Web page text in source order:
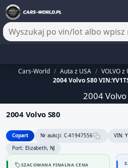
Cars-World / Auta z USA / VOLVO z
2004 Volvo S80
2004 Volvo
2004 Volvo S80
Copart Nr aukcji: C-41947556
VIN:
Port: Elizabeth, NJ
SZACOWANA FINALNA CENA